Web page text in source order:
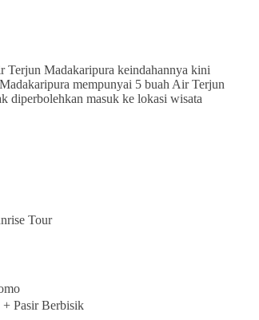
Madakaripura keindahannya kini
mempunyai 5 buah Air Terjun
diperbolehkan masuk ke lokasi wisata
Tour
Pasir Berbisik